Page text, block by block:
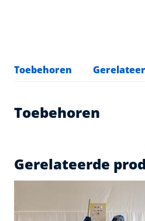
Toebehoren
Toebehoren
Gerelateerde